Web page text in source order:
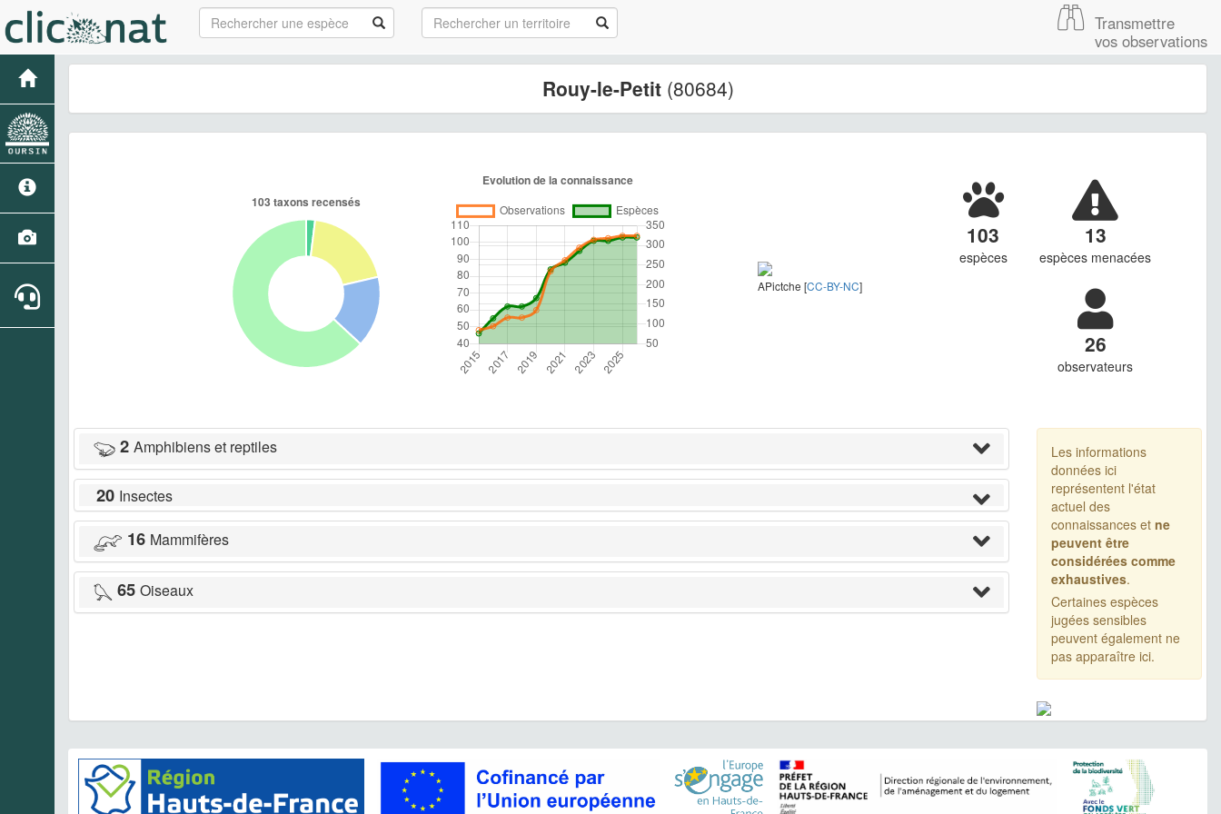
Transmettre
vos observations
Rouy-le-Petit (80684)
APictche [CC-BY-NC]
103
espèces
13
espèces menacées
26
observateurs
2 Amphibiens et reptiles
20 Insectes
16 Mammifères
65 Oiseaux
Les informations
données ici
représentent l'état
actuel des
connaissances et ne
peuvent être
considérées comme
exhaustives.
Certaines espèces
jugées sensibles
peuvent également ne
pas apparaître ici.